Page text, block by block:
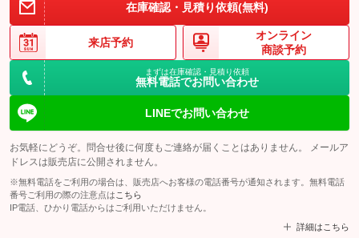
在庫確認・見積り依頼(無料)
来店予約
オンライン
商談予約
まずは在庫確認・見積り依頼
無料電話でお問い合わせ
LINEでお問い合わせ
お気軽にどうぞ。問合せ後に何度もご連絡が届くことはありません。 メールア
ドレスは販売店に公開されません。
※無料電話をご利用の場合は、販売店へお客様の電話番号が通知されます。無料電話
番号ご利用の際の注意点は こちら
IP電話、ひかり電話からはご利用いただけません。
詳細はこちら